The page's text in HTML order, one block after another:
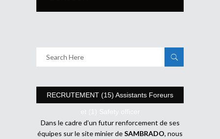
RECRUTEMENT (15) Assistants Foreurs
et (1) Safety officer
Dans le cadre d’un futur renforcement de ses
équipes sur le site minier deSAMBRADO, nous